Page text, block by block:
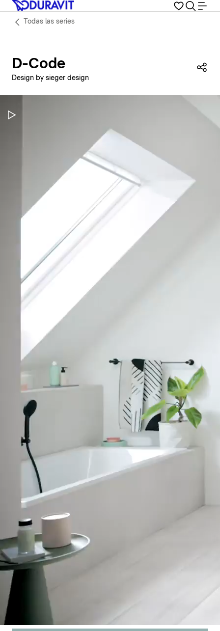
Todas las series
D-Code
Design by sieger design
Pausar vídeo